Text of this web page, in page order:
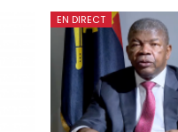
EN DIRECT